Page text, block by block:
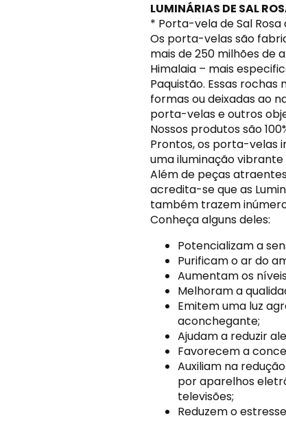
LUMINÁRIAS DE SAL
* Porta-vela de Sal
Os porta-velas são
mais de 250 milhões de
Himalaia – mais
Paquistão. Essas
formas ou deixadas ao
porta-velas e outros
Nossos produtos são
Prontos, os porta-velas
uma iluminação
Além de peças
acredita-se que as
também trazem
Conheça alguns deles:
Potencializam a
Purificam o ar do
Aumentam os
Melhoram a
Emitem uma luz
aconchegante;
Ajudam a reduzir
Favorecem a
Auxiliam na
por aparelhos
televisões;
Reduzem o